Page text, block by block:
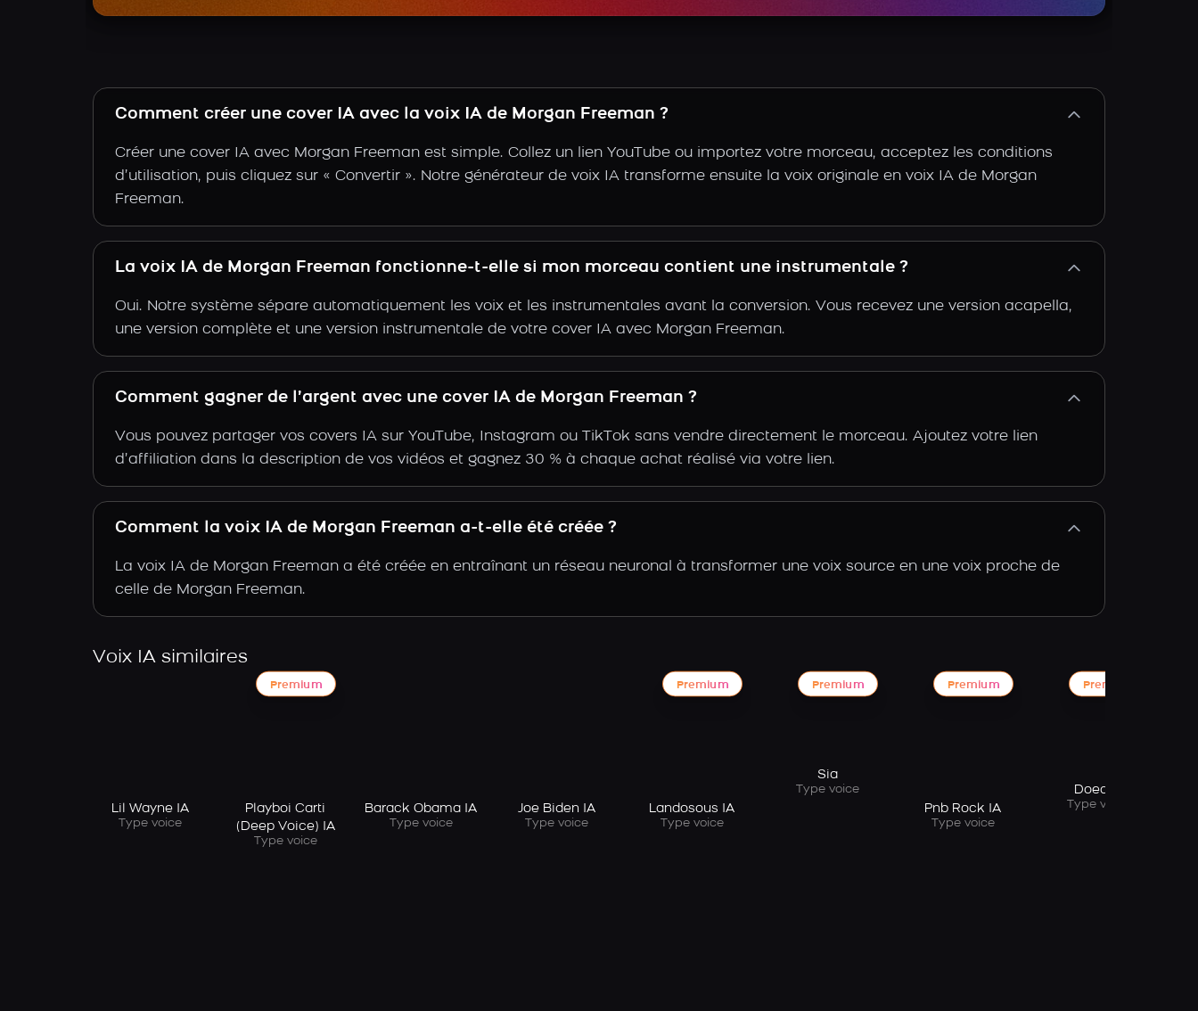
Comment créer une cover IA avec la voix IA de Morgan Freeman ?
Créer une cover IA avec Morgan Freeman est simple. Collez un lien YouTube ou importez votre morceau, acceptez les conditions
d’utilisation, puis cliquez sur « Convertir ». Notre générateur de voix IA transforme ensuite la voix originale en voix IA de Morgan
Freeman.
La voix IA de Morgan Freeman fonctionne-t-elle si mon morceau contient une instrumentale ?
Oui. Notre système sépare automatiquement les voix et les instrumentales avant la conversion. Vous recevez une version acapella,
une version complète et une version instrumentale de votre cover IA avec Morgan Freeman.
Comment gagner de l’argent avec une cover IA de Morgan Freeman ?
Vous pouvez partager vos covers IA sur YouTube, Instagram ou TikTok sans vendre directement le morceau. Ajoutez votre lien
d’affiliation dans la description de vos vidéos et gagnez 30 % à chaque achat réalisé via votre lien.
Comment la voix IA de Morgan Freeman a-t-elle été créée ?
La voix IA de Morgan Freeman a été créée en entraînant un réseau neuronal à transformer une voix source en une voix proche de
celle de Morgan Freeman.
Voix IA similaires
Lil Wayne IA
Type voice
Premium
Playboi Carti
(Deep Voice) IA
Type voice
Barack Obama IA
Type voice
Joe Biden IA
Type voice
Premium
Landosous IA
Type voice
Premium
Sia
Type voice
Premium
Pnb Rock IA
Type voice
Premium
Doechii
Type voice